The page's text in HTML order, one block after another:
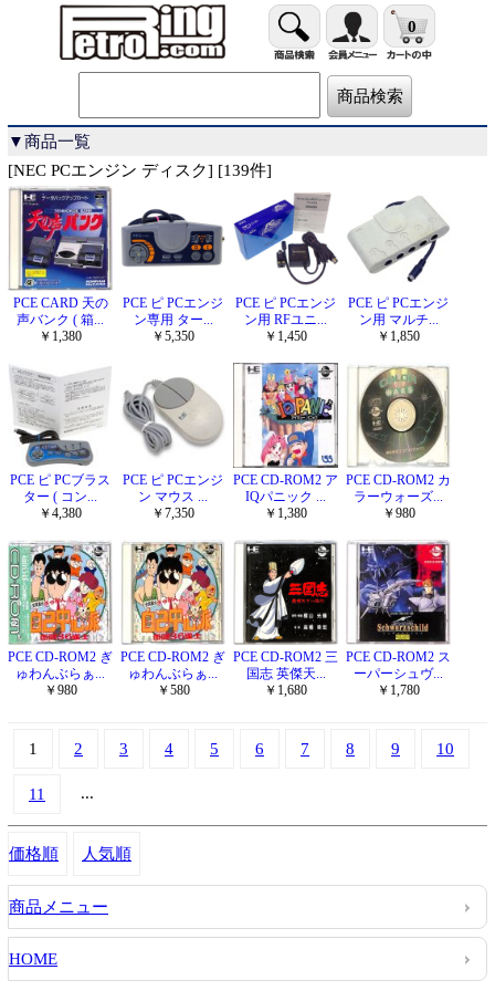
0
▼商品一覧
[NEC PCエンジン ディスク] [139件]
PCE CARD 天の
声バンク ( 箱...
￥1,380
PCE ピ PCエンジ
ン専用 ター...
￥5,350
PCE ピ PCエンジ
ン用 RFユニ...
￥1,450
PCE ピ PCエンジ
ン用 マルチ...
￥1,850
PCE ピ PCブラス
ター ( コン...
￥4,380
PCE ピ PCエンジ
ン マウス ...
￥7,350
PCE CD-ROM2 ア
IQパニック ...
￥1,380
PCE CD-ROM2 カ
ラーウォーズ...
￥980
PCE CD-ROM2 ぎ
ゅわんぶらぁ...
￥980
PCE CD-ROM2 ぎ
ゅわんぶらぁ...
￥580
PCE CD-ROM2 三
国志 英傑天...
￥1,680
PCE CD-ROM2 ス
ーパーシュヴ...
￥1,780
1 2 3 4 5 6 7 8 9 10
11 ...
価格順 人気順
商品メニュー
HOME